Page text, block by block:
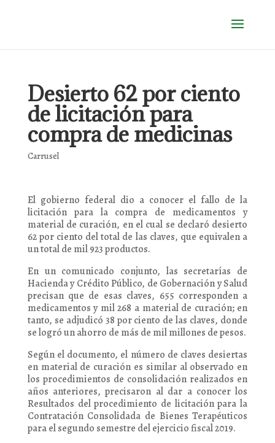
Desierto 62 por ciento
de licitación para
compra de medicinas
Carrusel
El gobierno federal dio a conocer el fallo de la
licitación para la compra de medicamentos y
material de curación, en el cual se declaró desierto
62 por ciento del total de las claves, que equivalen a
un total de mil 923 productos.
En un comunicado conjunto, las secretarías de
Hacienda y Crédito Público, de Gobernación y Salud
precisan que de esas claves, 655 corresponden a
medicamentos y mil 268 a material de curación; en
tanto, se adjudicó 38 por ciento de las claves, donde
se logró un ahorro de más de mil millones de pesos.
Según el documento, el número de claves desiertas
en material de curación es similar al observado en
los procedimientos de consolidación realizados en
años anteriores, precisaron al dar a conocer los
Resultados del procedimiento de licitación para la
Contratación Consolidada de Bienes Terapéuticos
para el segundo semestre del ejercicio fiscal 2019.